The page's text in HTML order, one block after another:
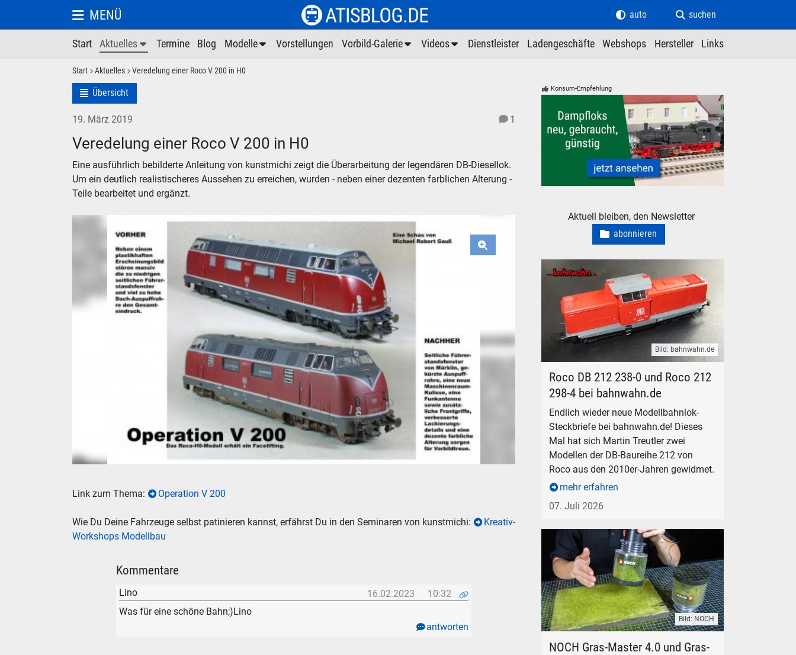
Start Aktuelles Termine Blog Modelle Vorstellungen Vorbild-Galerie Videos Dienstleister Ladengeschäfte Webshops Hersteller Links
MENÜ suchen
auto
Start Aktuelles Veredelung einer Roco V 200 in H0
Übersicht
19. März 2019 1
Veredelung einer Roco V 200 in H0
Eine ausführlich bebilderte Anleitung von kunstmichi zeigt die Überarbeitung der legendären DB-Diesellok.
Um ein deutlich realistischeres Aussehen zu erreichen, wurden - neben einer dezenten farblichen Alterung -
Teile bearbeitet und ergänzt.
Link zum Thema: Operation V 200
Wie Du Deine Fahrzeuge selbst patinieren kannst, erfährst Du in den Seminaren von kunstmichi:
Kreativ-
Workshops Modellbau
Kommentare
Lino 16.02.2023
10:32
Was für eine schöne Bahn;)Lino
antworten
Konsum-Empfehlung
Aktuell bleiben, den Newsletter
abonnieren
Bild: bahnwahn.de
Roco DB 212 238-0 und Roco 212
298-4 bei bahnwahn.de
Endlich wieder neue Modellbahnlok-
Steckbriefe bei bahnwahn.de! Dieses
Mal hat sich Martin Treutler zwei
Modellen der DB-Baureihe 212 von
Roco aus den 2010er-Jahren gewidmet.
mehr erfahren
07. Juli 2026
Bild: NOCH
NOCH Gras-Master 4.0 und Gras-